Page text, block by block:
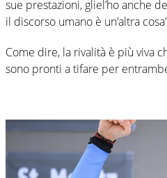
sue prestazioni, gliel’ho anche
il discorso umano è un’altra
Come dire, la rivalità è più viva
sono pronti a tifare per